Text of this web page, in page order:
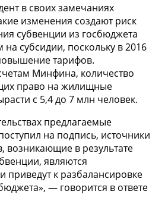
в своих замечаниях
изменения создают риск
субвенции из госбюджета
субсидии, поскольку в 2016
тарифов.
Минфина, количество
право на жилищные
с 5,4 до 7 млн человек.
предлагаемые
на подпись, источники
возникающие в результате
являются
приведут к разбалансировке
— говорится в ответе